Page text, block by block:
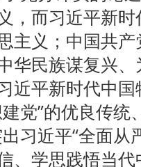
，而习近平新
主义；中国共
华民族谋复兴
近平新时代中
党”的优良传统
习近平“全面从
、学思践悟当